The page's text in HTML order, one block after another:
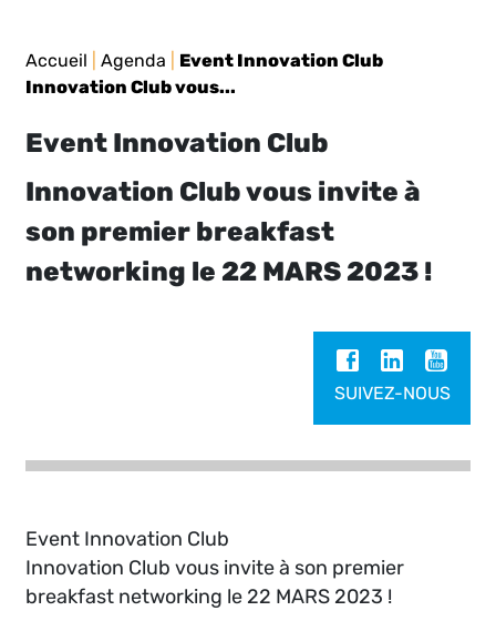
Accueil |Agenda
Event Innovation Club
Innovation Club vous...
Event Innovation Club
Innovation Club vous invite à
son premier breakfast
networking le 22 MARS 2023 !
SUIVEZ-NOUS
Event Innovation Club
Innovation Club vous invite à son premier
breakfast networking le 22 MARS 2023 !